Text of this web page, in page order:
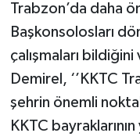
Trabzon’da daha
Başkonsolosları
çalışmaları
Demirel, ‘’KKTC
şehrin önemli
KKTC